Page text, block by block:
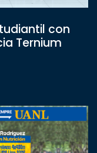
con
Ternium